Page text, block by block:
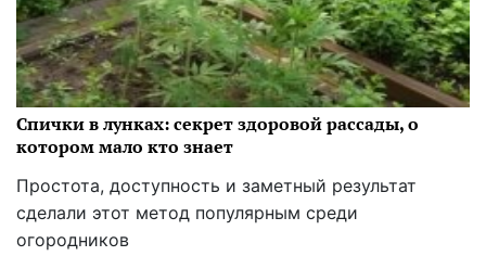
Спички в лунках: секрет здоровой рассады, о
котором мало кто знает
Простота, доступность и заметный результат
сделали этот метод популярным среди
огородников